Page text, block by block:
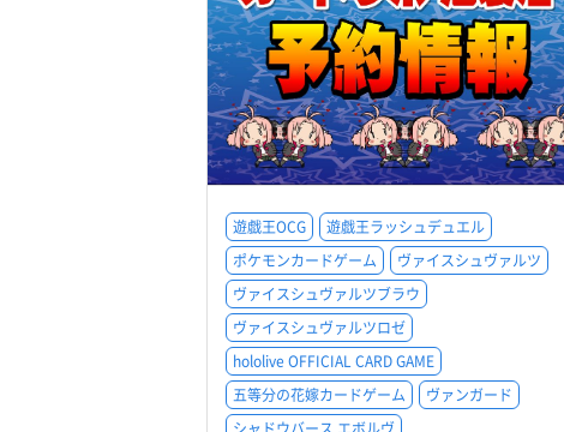
遊戯王OCG
遊戯王ラッシュデュエル
ポケモンカードゲーム
ヴァイスシュヴァルツ
ヴァイスシュヴァルツブラウ
ヴァイスシュヴァルツロゼ
hololive OFFICIAL CARD GAME
五等分の花嫁カードゲーム
ヴァンガード